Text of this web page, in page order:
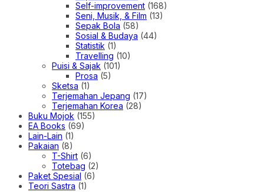
Self-improvement (168)
Seni, Musik, & Film (13)
Sepak Bola (58)
Sosial & Budaya (44)
Statistik (1)
Travelling (10)
Puisi & Sajak (101)
Prosa (5)
Sketsa (1)
Terjemahan Jepang (17)
Terjemahan Korea (28)
Buku Mojok (155)
EA Books (69)
Lain-Lain (1)
Pakaian (8)
T-Shirt (6)
Totebag (2)
Paket Spesial (6)
Teori Sastra (1)